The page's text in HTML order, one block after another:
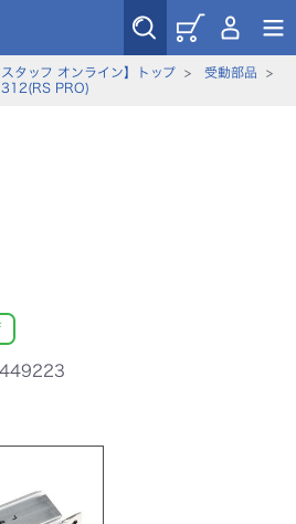
タッフ オンライン】トップ> 受動部品 >
PRO)